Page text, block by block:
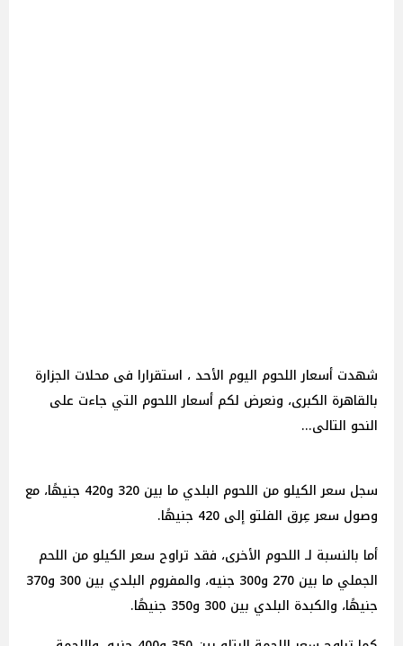
شهدت أسعار اللحوم اليوم الأحد ، استقرارا فى محلات الجزارة
بالقاهرة الكبرى، ونعرض لكم أسعار اللحوم التي جاءت على
النحو التالى...
سجل سعر الكيلو من اللحوم البلدي ما بين 320 و420 جنيهًا، مع
وصول سعر عِرق الفلتو إلى 420 جنيهًا.
أما بالنسبة لـ اللحوم الأخرى، فقد تراوح سعر الكيلو من اللحم
الجملي ما بين 270 و300 جنيه، والمفروم البلدي بين 300 و370
جنيهًا، والكبدة البلدي بين 300 و350 جنيهًا.